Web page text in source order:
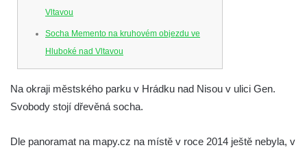
Vltavou
Socha Memento na kruhovém objezdu ve
Hluboké nad Vltavou
Socha Smilodon v ZOO Hluboká
Socha Veledaněk v ZOO Hluboká
Socha Koroun bezzubý v ZOO Hluboká
Na okraji městského parku v Hrádku nad Nisou v ulici Gen.
Svobody stojí dřevěná socha.
Dle panoramat na mapy.cz na místě v roce 2014 ještě nebyla, v